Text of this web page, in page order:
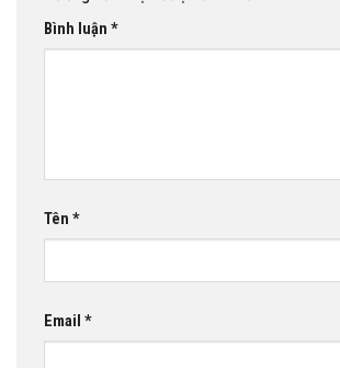
Bình luận *
Tên *
Email *